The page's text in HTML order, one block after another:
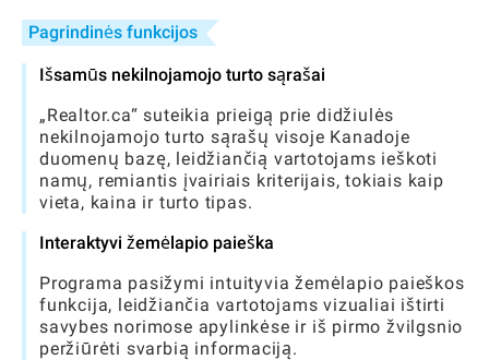
Pagrindinės funkcijos
Išsamūs nekilnojamojo turto sąrašai
„Realtor.ca“ suteikia prieigą prie didžiulės
nekilnojamojo turto sąrašų visoje Kanadoje
duomenų bazę, leidžiančią vartotojams ieškoti
namų, remiantis įvairiais kriterijais, tokiais kaip
vieta, kaina ir turto tipas.
Interaktyvi žemėlapio paieška
Programa pasižymi intuityvia žemėlapio paieškos
funkcija, leidžiančia vartotojams vizualiai ištirti
savybes norimose apylinkėse ir iš pirmo žvilgsnio
peržiūrėti svarbią informaciją.